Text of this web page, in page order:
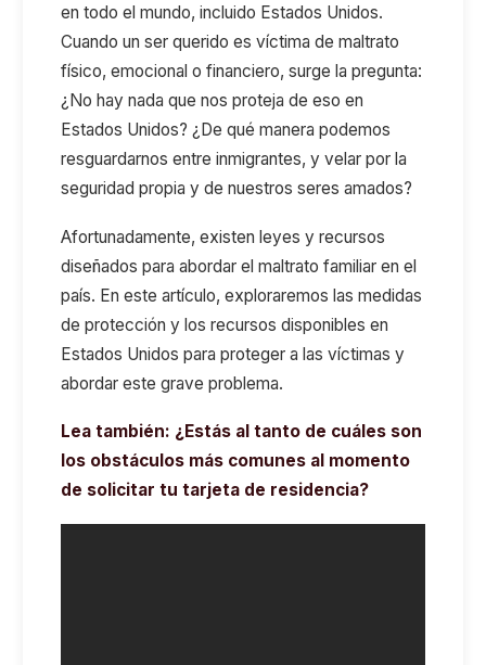
en todo el mundo, incluido Estados Unidos.
Cuando un ser querido es víctima de maltrato
físico, emocional o financiero, surge la pregunta:
¿No hay nada que nos proteja de eso en
Estados Unidos? ¿De qué manera podemos
resguardarnos entre inmigrantes, y velar por la
seguridad propia y de nuestros seres amados?
Afortunadamente, existen leyes y recursos
diseñados para abordar el maltrato familiar en el
país. En este artículo, exploraremos las medidas
de protección y los recursos disponibles en
Estados Unidos para proteger a las víctimas y
abordar este grave problema.
Lea también: ¿Estás al tanto de cuáles son
los obstáculos más comunes al momento
de solicitar tu tarjeta de residencia?